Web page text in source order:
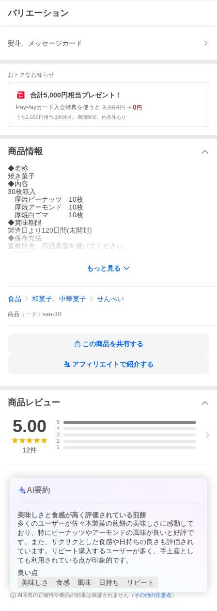
バリエーション
熨斗、メッセージカード
おトクなお知らせ
合計5,000円相当プレゼント！
PayPayカード入会特典を使うと 3,564円 0円
うち2,000円相当は利用先・期間限定。他条件あり
商品情報
◆名称
焼き菓子
◆内容
30枚箱入
厚焼ピーナッツ 10枚
厚焼アーモンド 10枚
厚焼白ゴマ 10枚
◆賞味期限
製造日より120日間(未開封)
◆保存方法
直射日光、高温多湿を避けてください。
ン、鶏卵、食塩)
膨張剤（重曹）、香料
乳成分、くるみ、大豆、ゼラチン を含む製品を同製造工場にて
もっと見る
食品 和菓子、中華菓子 せんべい
商品 コード： san-30
この商品を共有する
アフィリエイトで紹介する
商品レビュー
5.00
12件
5
4
3
2
1
AI要約
美味しさと食感が高く評価されている煎餅
多くのユーザーが佐々木製菓の煎餅の美味しさに感動して
おり、特にピーナッツやアーモンドの風味が良いと好評で
す。また、サクサクとした食感や日持ちの良さも評価され
ています。リピート購入するユーザーが多く、手土産とし
ても利用されている点が印象的です。
良い点
美味しさ
食感 風味 日持ち リピート
AI回答の正確性や商品の効果は保証されません（ その他の注意点 ）